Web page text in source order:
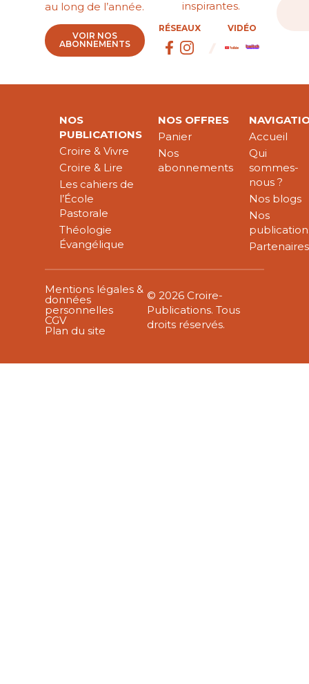
au long de l’année.
VOIR NOS
ABONNEMENTS
inspirantes.
RÉSEAUX VIDÉO
NOS
PUBLICATIONS
Croire & Vivre
Croire & Lire
Les cahiers de
l’École
Pastorale
Théologie
Évangélique
NOS OFFRES
Panier
Nos
abonnements
Accueil
Qui
sommes-
nous ?
Nos blogs
Nos
Partenaires
Mentions légales &
données
personnelles
CGV
Plan du site
© 2026 Croire-
Publications. Tous
droits réservés.